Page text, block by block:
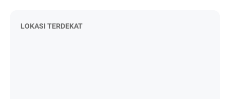
LOKASI TERDEKAT